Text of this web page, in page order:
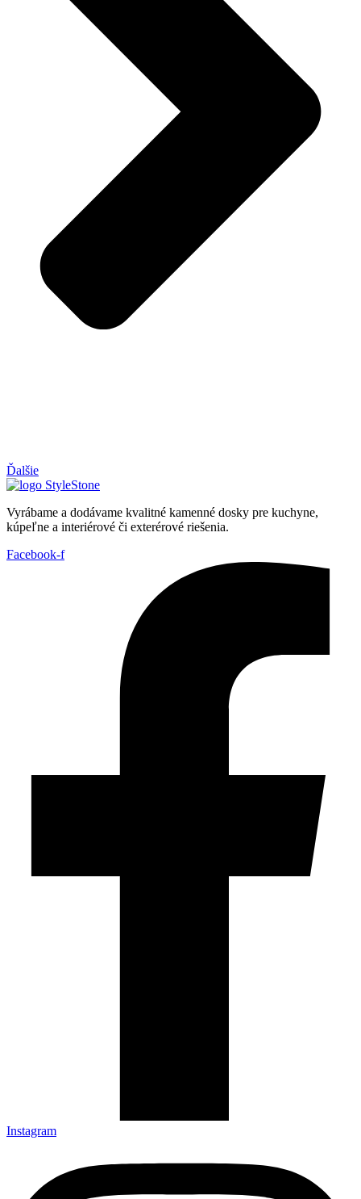
Ďalšie
Vyrábame a dodávame kvalitné kamenné dosky pre kuchyne,
kúpeľne a interiérové či exterérové riešenia.
Facebook-f
Instagram